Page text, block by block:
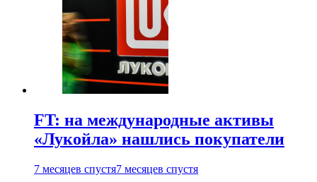
FT: на международные активы
«Лукойла» нашлись покупатели
7 месяцев спустя7 месяцев спустя